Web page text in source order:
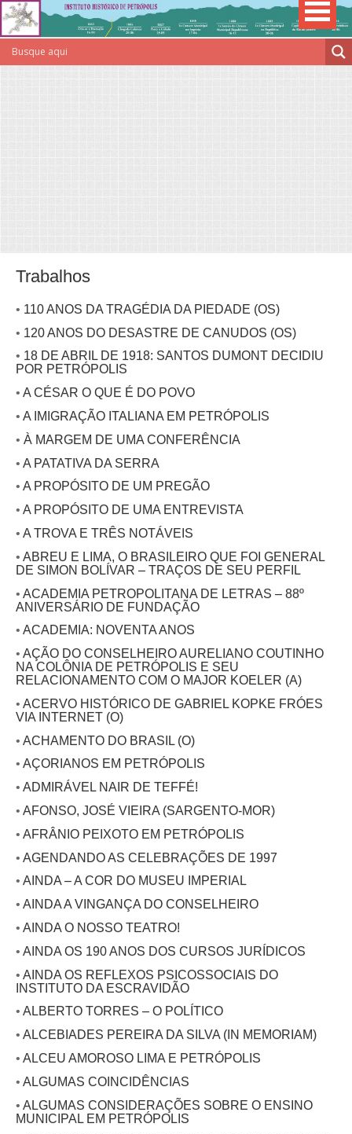
Trabalhos
• 110 ANOS DA TRAGÉDIA DA PIEDADE (OS)
• 120 ANOS DO DESASTRE DE CANUDOS (OS)
• 18 DE ABRIL DE 1918: SANTOS DUMONT DECIDIU
POR PETRÓPOLIS
• A CÉSAR O QUE É DO POVO
• A IMIGRAÇÃO ITALIANA EM PETRÓPOLIS
• À MARGEM DE UMA CONFERÊNCIA
• A PATATIVA DA SERRA
• A PROPÓSITO DE UM PREGÃO
• A PROPÓSITO DE UMA ENTREVISTA
• A TROVA E TRÊS NOTÁVEIS
• ABREU E LIMA, O BRASILEIRO QUE FOI GENERAL
DE SIMON BOLÍVAR – TRAÇOS DE SEU PERFIL
• ACADEMIA PETROPOLITANA DE LETRAS – 88º
ANIVERSÁRIO DE FUNDAÇÃO
• ACADEMIA: NOVENTA ANOS
• AÇÃO DO CONSELHEIRO AURELIANO COUTINHO
NA COLÔNIA DE PETRÓPOLIS E SEU
RELACIONAMENTO COM O MAJOR KOELER (A)
• ACERVO HISTÓRICO DE GABRIEL KOPKE FRÓES
VIA INTERNET (O)
• ACHAMENTO DO BRASIL (O)
• AÇORIANOS EM PETRÓPOLIS
• ADMIRÁVEL NAIR DE TEFFÉ!
• AFONSO, JOSÉ VIEIRA (SARGENTO-MOR)
• AFRÂNIO PEIXOTO EM PETRÓPOLIS
• AGENDANDO AS CELEBRAÇÕES DE 1997
• AINDA – A COR DO MUSEU IMPERIAL
• AINDA A VINGANÇA DO CONSELHEIRO
• AINDA O NOSSO TEATRO!
• AINDA OS 190 ANOS DOS CURSOS JURÍDICOS
• AINDA OS REFLEXOS PSICOSSOCIAIS DO
INSTITUTO DA ESCRAVIDÃO
• ALBERTO TORRES – O POLÍTICO
• ALCEBIADES PEREIRA DA SILVA (IN MEMORIAM)
• ALCEU AMOROSO LIMA E PETRÓPOLIS
• ALGUMAS COINCIDÊNCIAS
• ALGUMAS CONSIDERAÇÕES SOBRE O ENSINO
MUNICIPAL EM PETRÓPOLIS